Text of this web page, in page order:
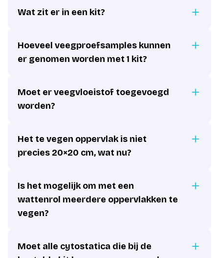
Wat zit er in een kit?
Hoeveel veegproefsamples kunnen
er genomen worden met 1 kit?
Moet er veegvloeistof toegevoegd
worden?
Het te vegen oppervlak is niet
precies 20×20 cm, wat nu?
Is het mogelijk om met een
wattenrol meerdere oppervlakken te
vegen?
Moet alle cytostatica die bij de